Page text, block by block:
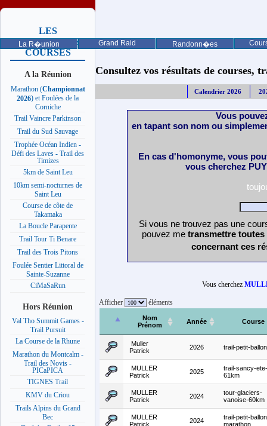
La R�union Grand Raid Randonn�es
LES
PROCHAINES
COURSES
A la Réunion
Marathon (Championnat
2026) et Foulées de la
Corniche
Trail Vaincre Parkinson
Trail du Sud Sauvage
Trophée Océan Indien -
Défi des Laves - Trail des
Timizes
5km de Saint Leu
10km semi-nocturnes de
Saint Leu
Course de côte de
Takamaka
La Boucle Parapente
Trail Tour Ti Benare
Trail des Trois Pitons
Foulée Sentier Littoral de
Sainte-Suzanne
CiMaSaRun
Hors Réunion
Val Tho Summit Games -
Trail Pursuit
La Course de la Rhune
Marathon du Montcalm -
Trail des Novis -
PICaPICA
TIGNES Trail
KMV du Criou
Trails Alpins du Grand
Bec
Consultez vos résultats de courses,
Calendrier 2026
Vous
en tapant son nom ou
En cas d'homonyme, vous
vous cherchez
Si vous ne trouvez pas une
pouvez me transmettre
concernant ces
Vous cherchez
Afficher éléments
Nom
Prénom
Année Course
Muller
Patrick
2026 trail-petit-ballon
MULLER
Patrick
2025
trail-sancy-ete-
61km
MULLER
Patrick
2024
tour-glaciers-
vanoise-60km
MULLER
Patrick
2024
trail-petit-
marathon